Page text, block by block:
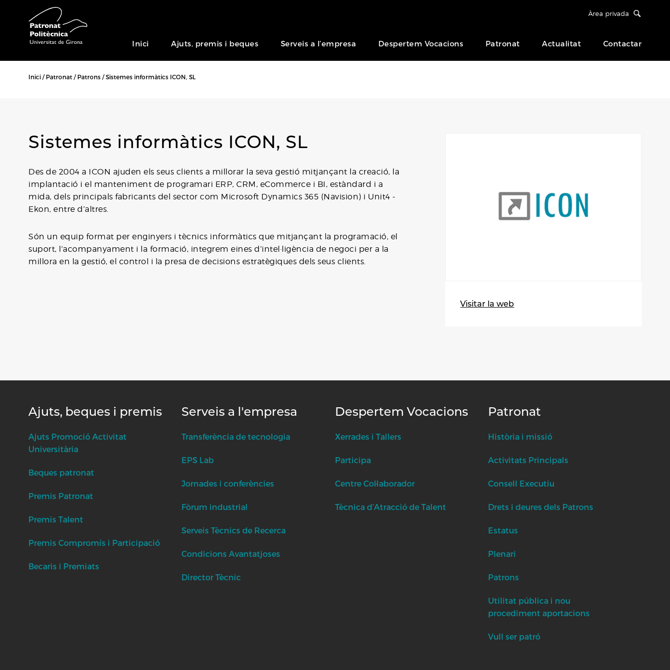
Àrea privada
Inici Ajuts, premis i beques Serveis a l’empresa Despertem Vocacions Patronat Actualitat Contactar
Inici Patronat Patrons Sistemes informàtics ICON, SL
Sistemes informàtics ICON, SL
Des de 2004 a ICON ajuden els seus clients a millorar la seva gestió mitjançant la creació, la
implantació i el manteniment de programari ERP, CRM, eCommerce i BI, estàndard i a
mida, dels principals fabricants del sector com Microsoft Dynamics 365 (Navision) i Unit4 -
Ekon, entre d’altres.
Són un equip format per enginyers i tècnics informàtics que mitjançant la programació, el
suport, l’acompanyament i la formació, integrem eines d’intel·ligència de negoci per a la
millora en la gestió, el control i la presa de decisions estratègiques dels seus clients.
Visitar la web
Ajuts, beques i premis
Ajuts Promoció Activitat
Universitària
Beques patronat
Premis Patronat
Premis Talent
Premis Compromís i Participació
Becaris i Premiats
Serveis a l'empresa
Transferència de tecnologia
EPS Lab
Jornades i conferències
Fòrum industrial
Serveis Tècnics de Recerca
Condicions Avantatjoses
Director Tècnic
Despertem Vocacions
Xerrades i Tallers
Participa
Centre Col·laborador
Tècnica d’Atracció de Talent
Patronat
Història i missió
Activitats Principals
Consell Executiu
Drets i deures dels Patrons
Estatus
Plenari
Patrons
Utilitat pública i nou
procediment aportacions
Vull ser patró